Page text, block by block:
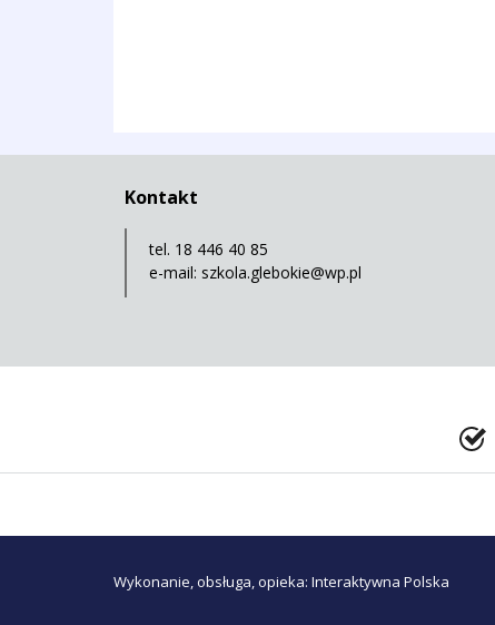
Kontakt
tel. 18 446 40 85
e-mail: szkola.glebokie@wp.pl
Wykonanie, obsługa, opieka: Interaktywna Polska